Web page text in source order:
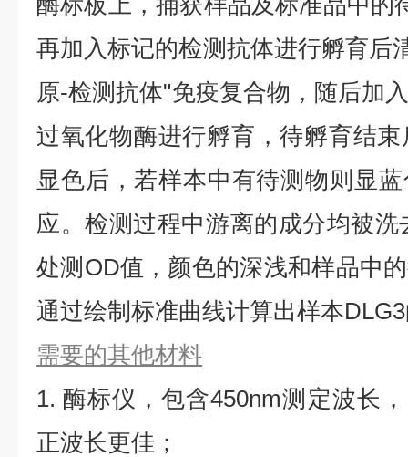
再加入标记的检测抗体进行孵育后
原-检测抗体"免疫复合物，随后加
过氧化物酶进行孵育，待孵育结
显色后，若样本中有待测物则显
应。检测过程中游离的成分均被
处测OD值，颜色的深浅和样品中
通过绘制标准曲线计算出样本
需要的其他材料
1. 酶标仪，包含450nm测定波长
正波长更佳；